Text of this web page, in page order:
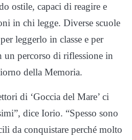
ostile, capaci di reagire e
in chi legge. Diverse scuole
leggerlo in classe e per
un percorso di riflessione in
della Memoria.
di ‘Goccia del Mare’ ci
dice Iorio. “Spesso sono
da conquistare perché molto